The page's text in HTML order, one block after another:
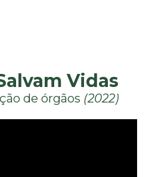
Vidas
de órgãos (2022)